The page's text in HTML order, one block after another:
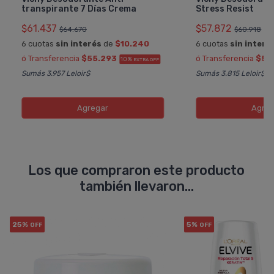
transpirante 7 Dí­as Crema
$61.437 $64.670
6 cuotas sin interés de $10.240
ó Transferencia $55.293 10% EXTRA OFF
Sumás 3.957 Leloir$
Agregar
Stress Resist
$57.872 $60.918
6 cuotas sin
ó Transferencia
Sumás 3.815 Leloir$
Los que compraron este producto
también llevaron...
25% OFF 5% OFF